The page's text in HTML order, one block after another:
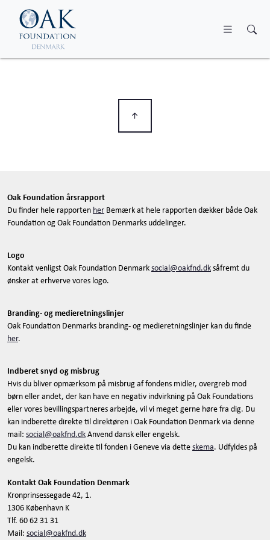
Skip to main content
Oak Foundation årsrapport
Du finder hele rapporten her Bemærk at hele rapporten dækker både Oak
Foundation og Oak Foundation Denmarks uddelinger.
Logo
Kontakt venligst Oak Foundation Denmarksocial@oakfnd.dksåfremt du
ønsker at erhverve vores logo.
Branding- og medieretningslinjer
Oak Foundation Denmarks branding- og medieretningslinjer kan du finde
her.
Indberet snyd og misbrug
Hvis du bliver opmærksom på misbrug af fondens midler, overgreb mod
børn eller andet, der kan have en negativ indvirkning på Oak Foundations
eller vores bevillingspartneres arbejde, vil vi meget gerne høre fra dig. Du
kan indberette direkte til direktøren i Oak Foundation Denmark via denne
mail: social@oakfnd.dkAnvend dansk eller engelsk.
Du kan indberette direkte til fonden i Geneve via detteskema. Udfyldes på
engelsk.
Kontakt Oak Foundation Denmark
Kronprinsessegade 42, 1.
1306 København K
Tlf. 60 62 31 31
Mail: social@oakfnd.dk